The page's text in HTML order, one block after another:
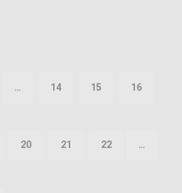
… 14 15 16
20 21 22 …